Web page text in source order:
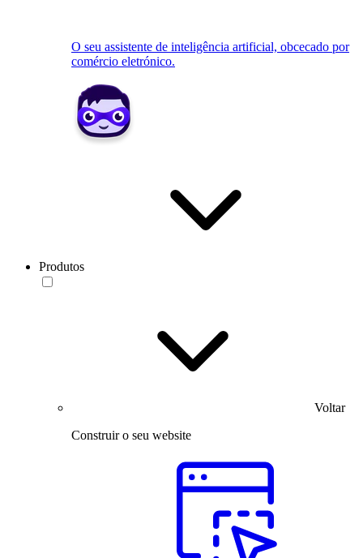
O seu assistente de inteligência artificial, obcecado por
comércio eletrónico.
Produtos
Voltar
Construir o seu website